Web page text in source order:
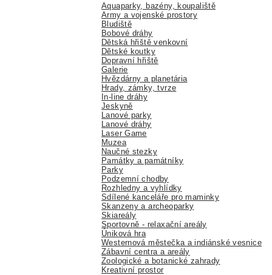
Aquaparky, bazény, koupaliště
Army a vojenské prostory
Bludiště
Bobové dráhy
Dětská hřiště venkovní
Dětské koutky
Dopravní hřiště
Galerie
Hvězdárny a planetária
Hrady, zámky, tvrze
In-line dráhy
Jeskyně
Lanové parky
Lanové dráhy
Laser Game
Muzea
Naučné stezky
Památky a památníky
Parky
Podzemní chodby
Rozhledny a vyhlídky
Sdílené kanceláře pro maminky
Skanzeny a archeoparky
Skiareály
Sportovně - relaxační areály
Úniková hra
Westernová městečka a indiánské vesnice
Zábavní centra a areály
Zoologické a botanické zahrady
Kreativní prostor